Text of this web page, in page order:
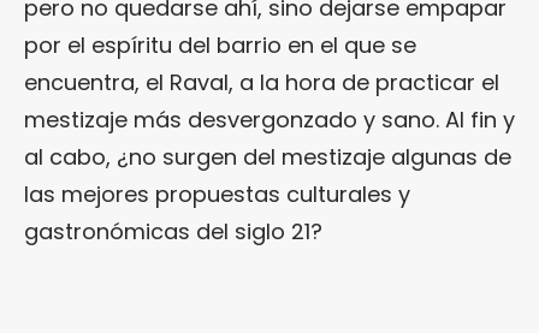
pero no quedarse ahí, sino dejarse empapar
por el espíritu del barrio en el que se
encuentra, el Raval, a la hora de practicar el
mestizaje más desvergonzado y sano. Al fin y
al cabo, ¿no surgen del mestizaje algunas de
las mejores propuestas culturales y
gastronómicas del siglo 21?